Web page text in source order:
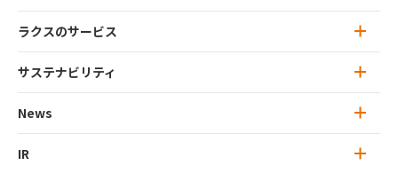
ラクスの想い トップ
ミッション・ビジョン
ラクスのカルチャー
ラクスのサービス
ラクスのサービス トップ
楽楽クラウド
サステナビリティ
サステナビリティ トップ
News
IR